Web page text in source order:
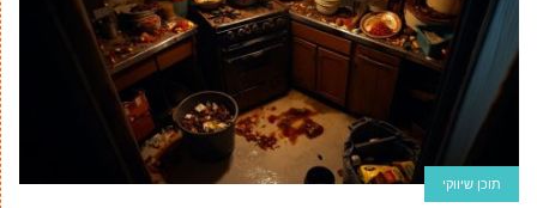
תוכן שיווקי